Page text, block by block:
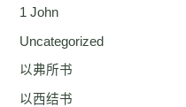
1 John
Uncategorized
以弗所书
以西结书